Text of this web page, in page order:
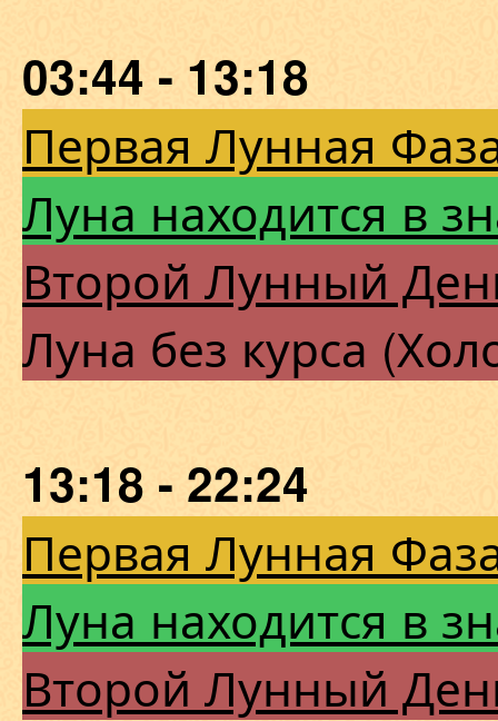
03:44 - 13:18
Первая Лунная
Луна находится в
Второй Лунный
Луна без курса
13:18 - 22:24
Первая Лунная
Луна находится в
Второй Лунный